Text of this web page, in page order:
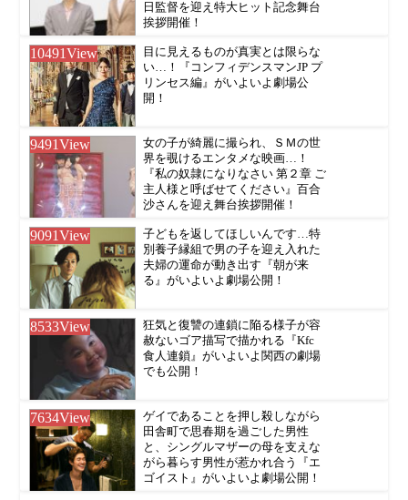
日監督を迎え特大ヒット記念舞台
挨拶開催！
10491View
目に見えるものが真実とは限らな
い…！『コンフィデンスマンJP プ
リンセス編』がいよいよ劇場公
開！
9491View
女の子が綺麗に撮られ、ＳＭの世
界を覗けるエンタメな映画…！
『私の奴隷になりなさい 第２章 ご
主人様と呼ばせてください』百合
沙さんを迎え舞台挨拶開催！
9091View
子どもを返してほしいんです…特
別養子縁組で男の子を迎え入れた
夫婦の運命が動き出す『朝が来
る』がいよいよ劇場公開！
8533View
狂気と復讐の連鎖に陥る様子が容
赦ないゴア描写で描かれる『Kfc
食人連鎖』がいよいよ関西の劇場
でも公開！
7634View
ゲイであることを押し殺しながら
田舎町で思春期を過ごした男性
と、シングルマザーの母を支えな
がら暮らす男性が惹かれ合う『エ
ゴイスト』がいよいよ劇場公開！